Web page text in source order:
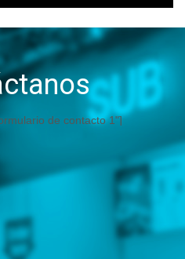
de contacto 1"]